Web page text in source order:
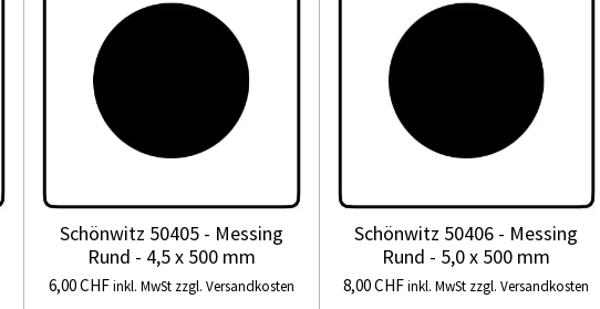
Schönwitz 50405 - Messing
Rund - 4,5 x 500 mm
6,00 CHFinkl. MwSt zzgl. Versandkosten
Schönwitz 50406 - Messing
Rund - 5,0 x 500 mm
8,00 CHFinkl. MwSt zzgl. Versandkosten